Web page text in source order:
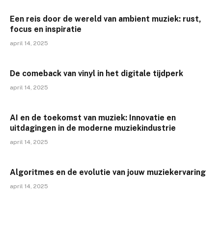
Een reis door de wereld van ambient muziek: rust,
focus en inspiratie
april 14, 2025
De comeback van vinyl in het digitale tijdperk
april 14, 2025
AI en de toekomst van muziek: Innovatie en
uitdagingen in de moderne muziekindustrie
april 14, 2025
Algoritmes en de evolutie van jouw muziekervaring
april 14, 2025